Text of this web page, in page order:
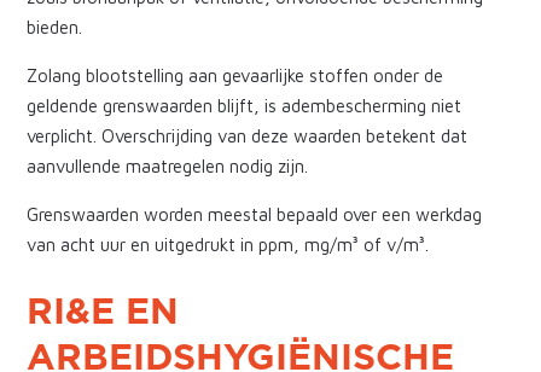
bieden.
Zolang blootstelling aan gevaarlijke stoffen onder de
geldende grenswaarden blijft, is adembescherming niet
verplicht. Overschrijding van deze waarden betekent dat
aanvullende maatregelen nodig zijn.
Grenswaarden worden meestal bepaald over een werkdag
van acht uur en uitgedrukt in ppm, mg/m³ of v/m³.
RI&E EN
ARBEIDSHYGIËNISCHE